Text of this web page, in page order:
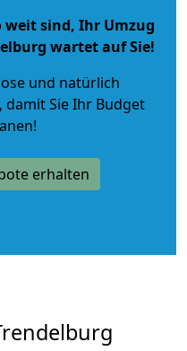
weit sind, Ihr Umzug
wartet auf Sie!
und natürlich
, damit Sie Ihr Budget
erhalten